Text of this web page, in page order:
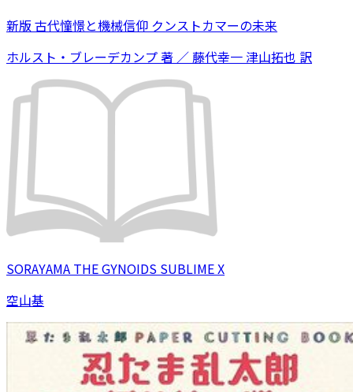
新版 古代憧憬と機械信仰 クンストカマーの未来
ホルスト・ブレーデカンプ 著 ／ 藤代幸一 津山拓也 訳
SORAYAMA THE GYNOIDS SUBLIME X
空山基